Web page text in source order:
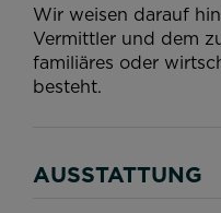
Wir weisen darauf
Vermittler und dem
familiäres oder
besteht.
AUSSTATTUNG